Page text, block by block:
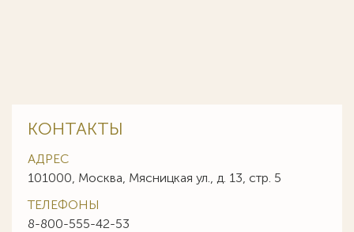
КОНТАКТЫ
АДРЕС
101000, Москва, Мясницкая ул., д. 13, стр. 5
ТЕЛЕФОНЫ
8-800-555-42-53